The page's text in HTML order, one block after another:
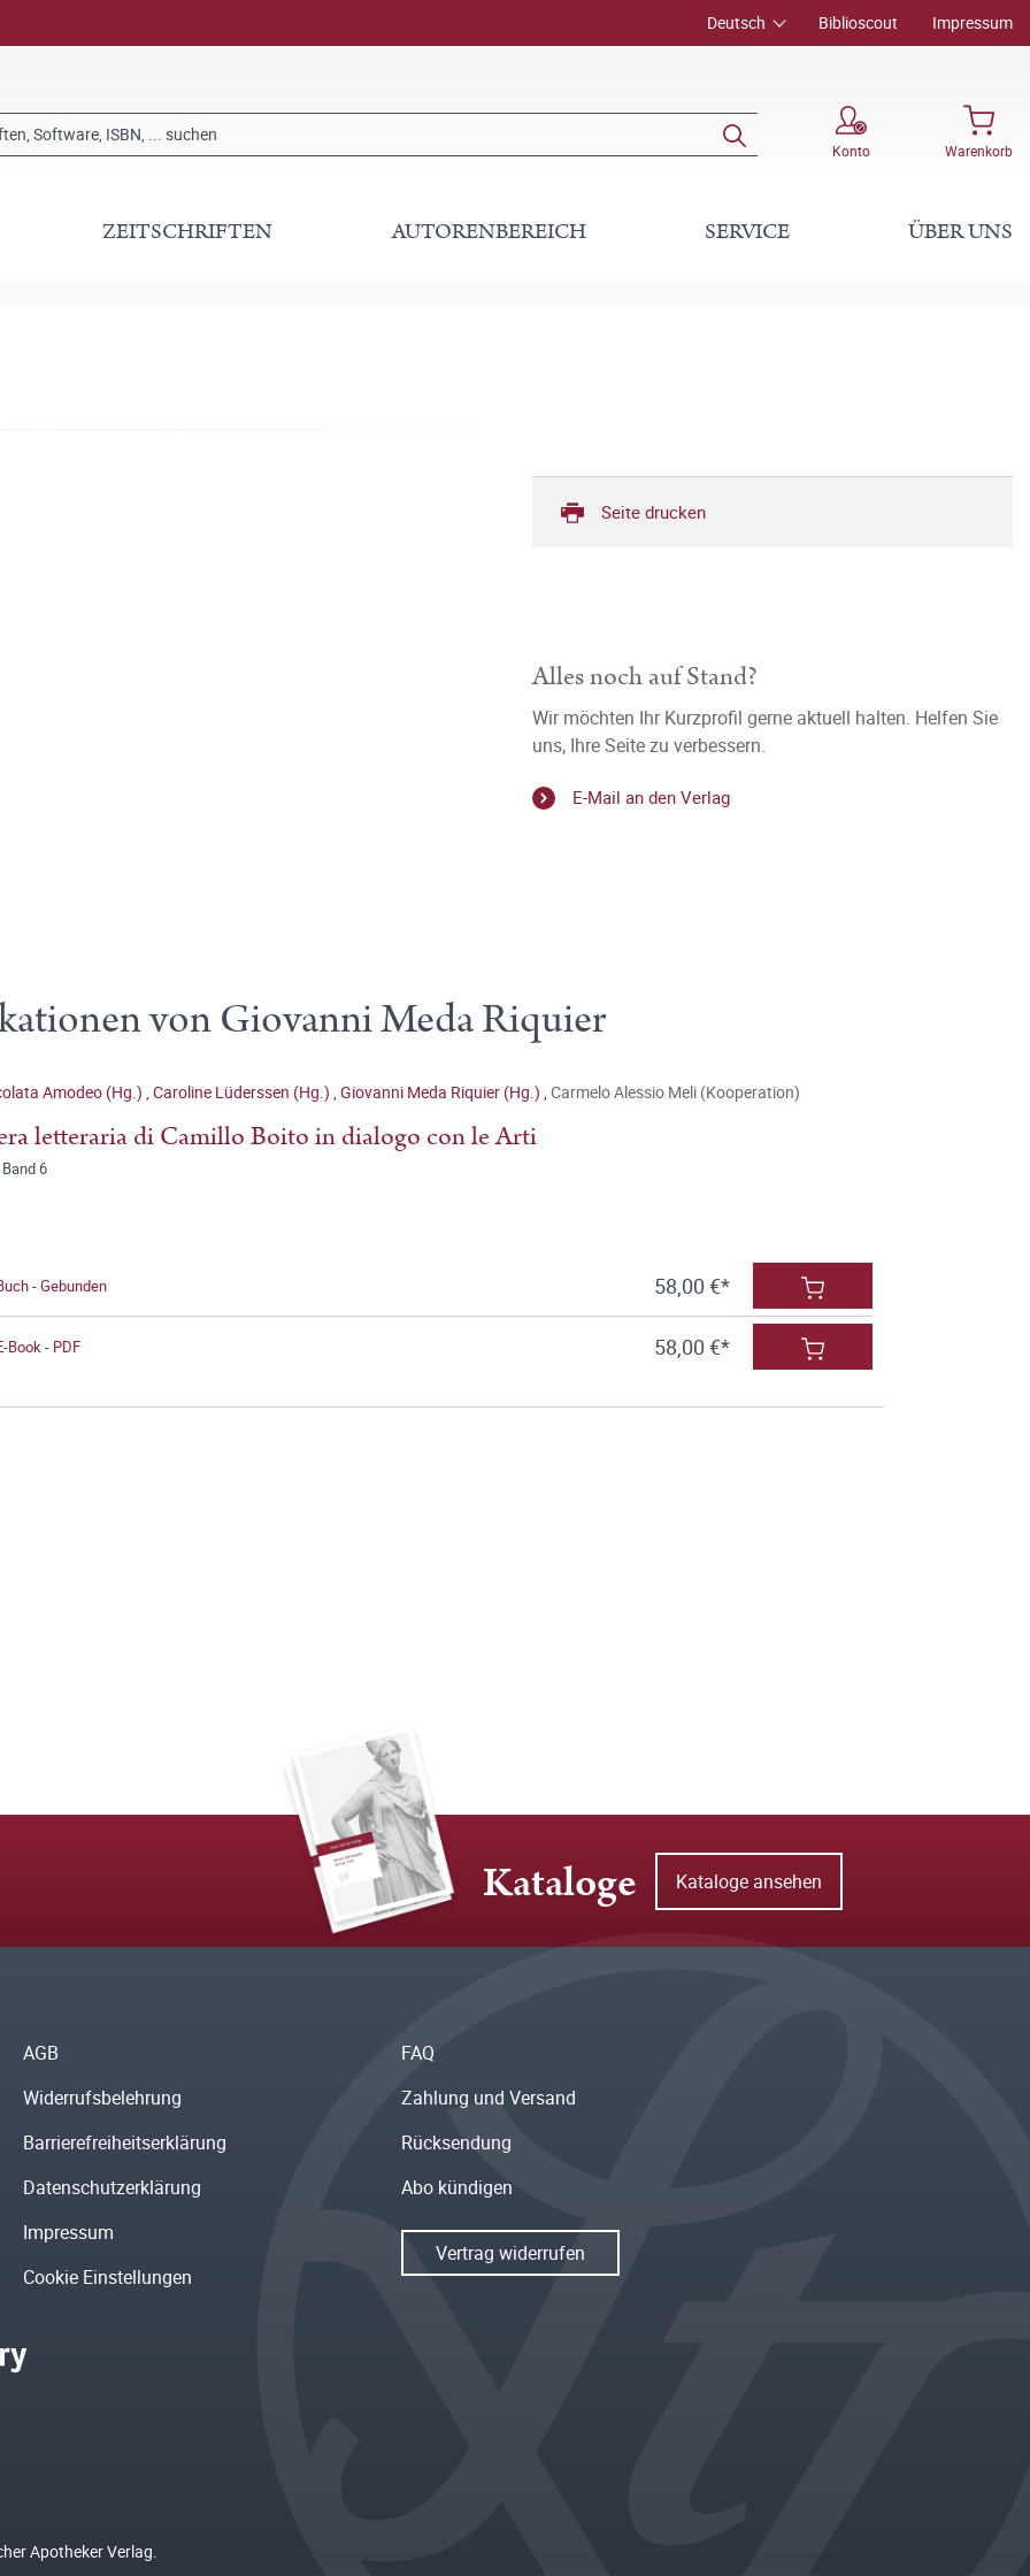
Deutsch Biblioscout Impressum
Konto Warenkorb
ZEITSCHRIFTEN AUTORENBEREICH SERVICE ÜBER UNS
Seite drucken
Alles noch auf Stand?
Wir möchten Ihr Kurzprofil gerne aktuell halten. Helfen Sie
uns, Ihre Seite zu verbessern.
E-Mail an den Verlag
von Giovanni Meda Riquier
Amodeo (Hg.) ,Caroline Lüderssen (Hg.) ,Giovanni Meda Riquier (Hg.) ,Carmelo Alessio Meli (Kooperation)
letteraria di Camillo Boito in dialogo con le Arti
6
- Gebunden 58,00 €*
Book - PDF 58,00 €*
Kataloge Kataloge ansehen
AGB
Widerrufsbelehrung
Barrierefreiheitserklärung
Datenschutzerklärung
Impressum
Cookie Einstellungen
FAQ
Zahlung und Versand
Rücksendung
Abo kündigen
Vertrag widerrufen
Apotheker Verlag.